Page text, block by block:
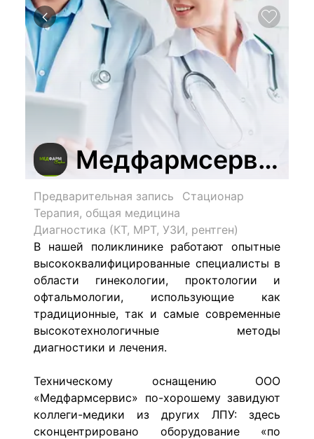
Медфармсервис
Предварительная запись
Стационар
Терапия, общая медицина
Диагностика (КТ, МРТ, УЗИ, рентген)
В нашей поликлинике работают опытные
высококвалифицированные специалисты в
области гинекологии, проктологии и
офтальмологии, использующие как
традиционные, так и самые современные
высокотехнологичные методы
диагностики и лечения.
Техническому оснащению ООО
«Медфармсервис» по-хорошему завидуют
коллеги-медики из других ЛПУ: здесь
сконцентрировано оборудование «по